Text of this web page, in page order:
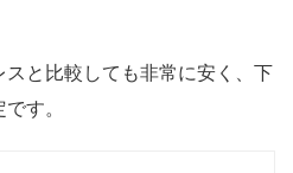
と比較しても非常に安く、下
す。